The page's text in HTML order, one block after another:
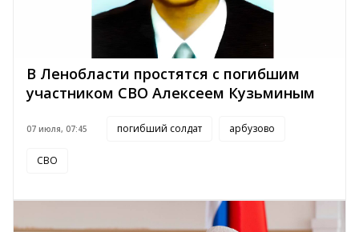
В Ленобласти простятся с погибшим
участником СВО Алексеем Кузьминым
07 июля, 07:45 погибший солдат арбузово
СВО